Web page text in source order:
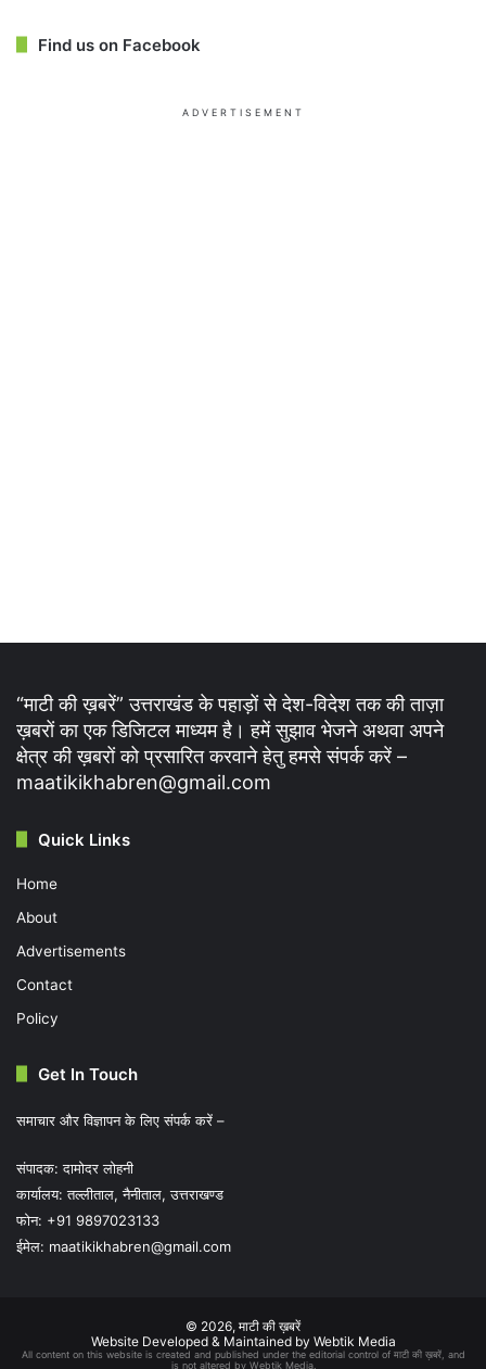
Find us on Facebook
ADVERTISEMENT
“माटी की ख़बरें” उत्तराखंड के पहाड़ों से देश-विदेश तक की ताज़ा
ख़बरों का एक डिजिटल माध्यम है। हमें सुझाव भेजने अथवा अपने
क्षेत्र की ख़बरों को प्रसारित करवाने हेतु हमसे संपर्क करें –
maatikikhabren@gmail.com
Quick Links
Home
About
Advertisements
Contact
Policy
Get In Touch
समाचार और विज्ञापन के लिए संपर्क करें –
संपादक: दामोदर लोहनी
कार्यालय: तल्लीताल, नैनीताल, उत्तराखण्ड
फोन: +91 9897023133
ईमेल: maatikikhabren@gmail.com
© 2026, माटी की ख़बरें
Website Developed & Maintained by Webtik Media
All content on this website is created and published under the editorial control of माटी की ख़बरें, and
is not altered by Webtik Media.